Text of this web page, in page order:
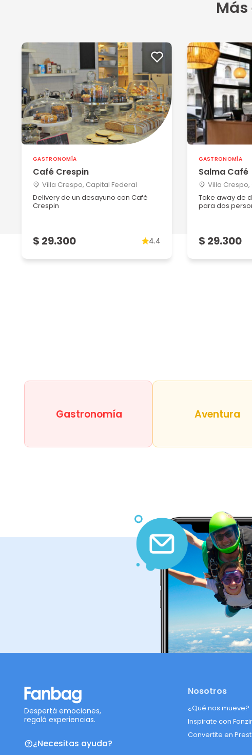
GASTRONOMÍA
Café Crespin
Villa Crespo, Capital Federal
Delivery de un desayuno con Café
Crespin
$ 29.300 4.4
GASTRONOMÍA
Salma Café
Villa
Take away de
para dos
$ 29.300
Gastronomía Aventura
Despertá emociones,
regalá experiencias.
¿Necesitas ayuda?
Nosotros
¿Qué nos mueve?
Inspirate con
Convertite en